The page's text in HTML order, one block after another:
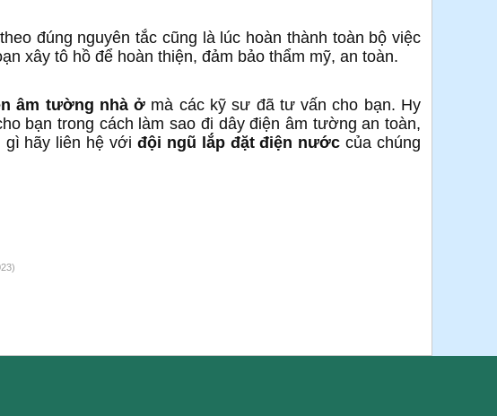
đúng nguyên tắc cũng là lúc hoàn thành toàn bộ việc
xây tô hồ để hoàn thiện, đảm bảo thẩm mỹ, an toàn.
âm tường nhà ở mà các kỹ sư đã tư vấn cho bạn. Hy
bạn trong cách làm sao đi dây điện âm tường an toàn,
gì hãy liên hệ với đội ngũ lắp đặt điện nước của chúng